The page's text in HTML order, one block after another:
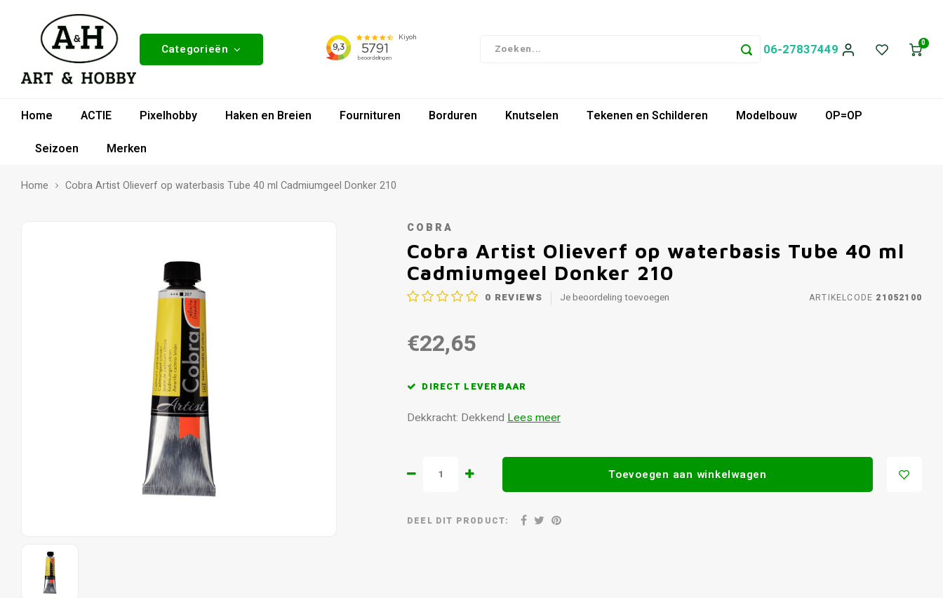
Categorieën 06-27837449 0
Home ACTIE Pixelhobby Haken en Breien Fournituren Borduren Knutselen Tekenen en Schilderen Modelbouw
OP=OP
Seizoen
Merken
Home Cobra Artist Olieverf op waterbasis Tube 40 ml Cadmiumgeel Donker 210
COBRA
Cobra Artist Olieverf op waterbasis Tube 40 ml
Cadmiumgeel Donker 210
0 REVIEWS Je beoordeling toevoegen ARTIKELCODE 21052100
€22,65
DIRECT LEVERBAAR
Dekkracht: Dekkend Lees meer
Toevoegen aan winkelwagen
DEEL DIT PRODUCT: